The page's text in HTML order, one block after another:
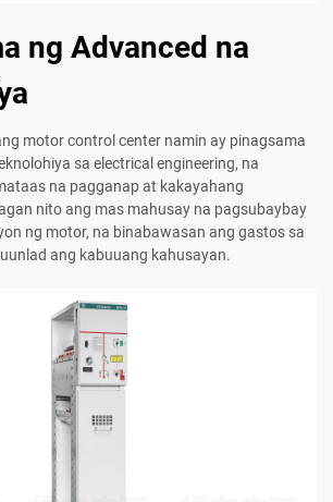
ng Advanced na
motor control center namin ay pinagsama
sa electrical engineering, na
na pagganap at kakayahang
nito ang mas mahusay na pagsubaybay
ng motor, na binabawasan ang gastos sa
ang kabuuang kahusayan.